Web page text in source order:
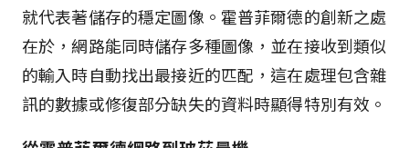
就代表著儲存的穩定圖像。霍普菲爾德的創新之處
在於，網路能同時儲存多種圖像，並在接收到類似
的輸入時自動找出最接近的匹配，這在處理包含雜
訊的數據或修復部分缺失的資料時顯得特別有效。